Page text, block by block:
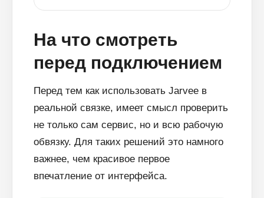
На что смотреть
перед подключением
Перед тем как использовать Jarvee в
реальной связке, имеет смысл проверить
не только сам сервис, но и всю рабочую
обвязку. Для таких решений это намного
важнее, чем красивое первое
впечатление от интерфейса.